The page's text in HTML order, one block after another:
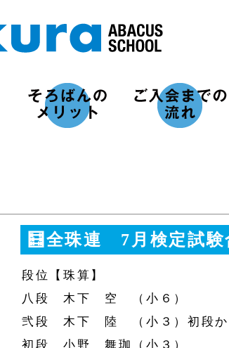
🧮全珠連 7月検定試験
段位【珠算】
八段 木下 空 （小６）
弐段 木下 陸 （小３）初段か
初段 小野 舞珈（小３）